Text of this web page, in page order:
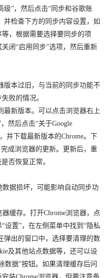
级”，然后点击“同步和谷歌账
并检查下方的同步内容设置，如
，根据需要选择要同步的项
闭“启用同步”选项，然后重新
版本过旧，与当前的同步功能不
败的情况。
最新版本。可以点击浏览器右上
然后点击“关于Google
并下载最新版本的Chrome。下
成浏览器的更新。更新后，重
否恢复正常。
据损坏，可能影响自动同步功
缓存。打开Chrome浏览器，点
设置”，在左侧菜单中找到“隐私
弹出的窗口中，选择要清理的数
及其他站点数据等，还可以设
数据”按钮。如果清理缓存后问